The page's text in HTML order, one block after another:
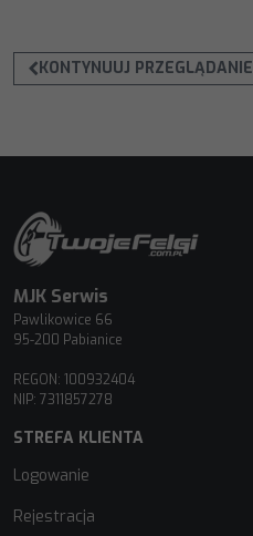
KONTYNUUJ PRZEGLĄDANIE
MJK Serwis
Pawlikowice 66
95-200 Pabianice
REGON: 100932404
NIP: 7311857278
STREFA KLIENTA
Logowanie
Rejestracja